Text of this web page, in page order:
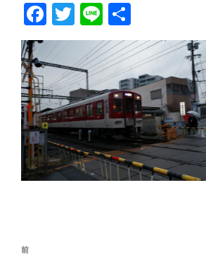
F
a
c
e
b
o
o
k
T
wi
tt
er
Li
n
e
有
投
前
前